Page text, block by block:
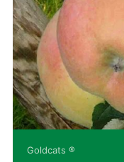
Goldcats ®